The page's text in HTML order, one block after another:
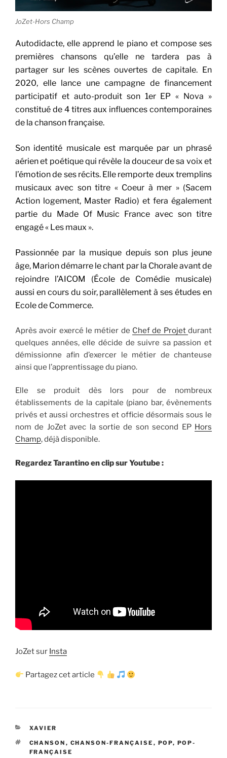
JoZet-Hors Champ
Autodidacte, elle apprend le piano et compose ses
premières chansons qu’elle ne tardera pas à
partager sur les scènes ouvertes de capitale. En
2020, elle lance une campagne de financement
participatif et auto-produit son 1er EP « Nova »
constitué de 4 titres aux influences contemporaines
de la chanson française.
Son identité musicale est marquée par un phrasé
aérien et poétique qui révèle la douceur de sa voix et
l’émotion de ses récits. Elle remporte deux tremplins
musicaux avec son titre « Coeur à mer » (Sacem
Action logement, Master Radio) et fera également
partie du Made Of Music France avec son titre
engagé « Les maux ».
Passionnée par la musique depuis son plus jeune
âge, Marion démarre le chant par la Chorale avant de
rejoindre l’AICOM (École de Comédie musicale)
aussi en cours du soir, parallèlement à ses études en
Ecole de Commerce.
Après avoir exercé le métier de Chef de Projet durant
quelques années, elle décide de suivre sa passion et
démissionne afin d’exercer le métier de chanteuse
ainsi que l’apprentissage du piano.
Elle se produit dès lors pour de nombreux
établissements de la capitale (piano bar, évènements
privés et aussi orchestres et officie désormais sous le
nom de JoZet avec la sortie de son second EP Hors
Champ, déjà disponible.
Regardez Tarantino en clip sur Youtube :
JoZet sur Insta
Partagez cet article
CATÉGORIES
XAVIER
ÉTIQUETTES
CHANSON , CHANSON-FRANÇAISE , POP, POP-
FRANÇAISE